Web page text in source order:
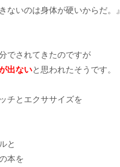
ないのは身体が硬いからだ。』
でされてきたのですが
出ないと思われたそうです。
チとエクササイズを
と
本を